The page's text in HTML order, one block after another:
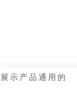
展示产品通用的